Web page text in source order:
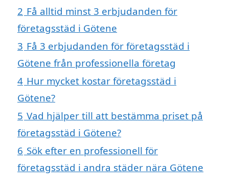
2 Få alltid minst 3 erbjudanden för
företagsstäd i Götene
3 Få 3 erbjudanden för företagsstäd i
Götene från professionella företag
4 Hur mycket kostar företagsstäd i
Götene?
5 Vad hjälper till att bestämma priset på
företagsstäd i Götene?
6 Sök efter en professionell för
företagsstäd i andra städer nära Götene